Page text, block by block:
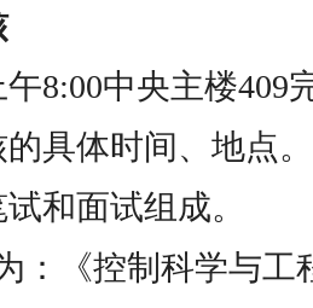
8:00中央主楼409
具体时间、地点
和面试组成。
：《控制科学与工